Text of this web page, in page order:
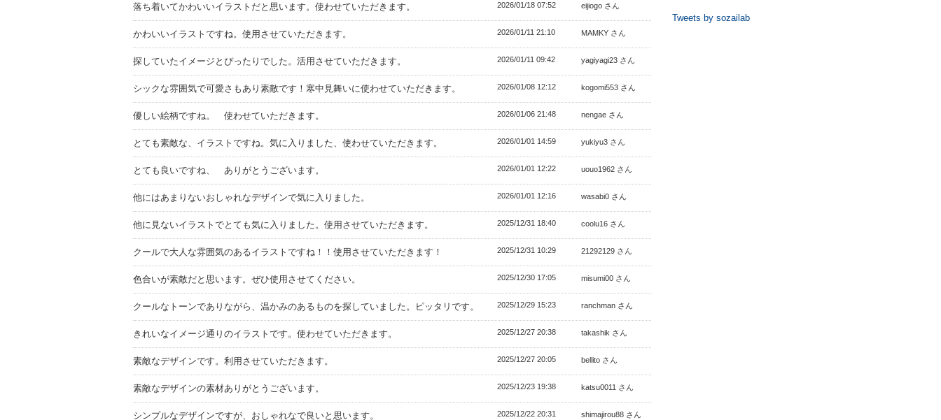
落ち着いてかわいいイラストだと思います。使わせていただきます。 2026/01/18 07:52 eijiogo さん
かわいいイラストですね。使用させていただきます。 2026/01/11 21:10 MAMKY さん
探していたイメージとぴったりでした。活用させていただきます。 2026/01/11 09:42 yagiyagi23 さん
シックな雰囲気で可愛さもあり素敵です！寒中見舞いに使わせていただきます。 2026/01/08 12:12 kogomi553 さん
優しい絵柄ですね。 使わせていただきます。 2026/01/06 21:48 nengae さん
とても素敵な、イラストですね。気に入りました、使わせていただきます。 2026/01/01 14:59 yukiyu3 さん
とても良いですね、 ありがとうございます。 2026/01/01 12:22 uouo1962 さん
他にはあまりないおしゃれなデザインで気に入りました。 2026/01/01 12:16 wasabi0 さん
他に見ないイラストでとても気に入りました。使用させていただきます。 2025/12/31 18:40 coolu16 さん
クールで大人な雰囲気のあるイラストですね！！使用させていただきます！ 2025/12/31 10:29 21292129 さん
色合いが素敵だと思います。ぜひ使用させてください。 2025/12/30 17:05 misumi00 さん
クールなトーンでありながら、温かみのあるものを探していました。ピッタリです。 2025/12/29 15:23 ranchman さん
きれいなイメージ通りのイラストです。使わせていただきます。 2025/12/27 20:38 takashik さん
素敵なデザインです。利用させていただきます。 2025/12/27 20:05 bellito さん
素敵なデザインの素材ありがとうございます。 2025/12/23 19:38 katsu0011 さん
シンプルなデザインですが、おしゃれなで良いと思います。 2025/12/22 20:31 shimajirou88 さん
Tweets by sozailab